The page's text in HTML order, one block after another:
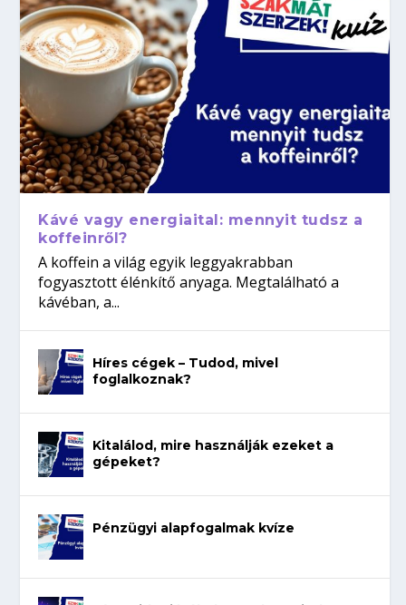
Kávé vagy energiaital: mennyit tudsz a
koffeinről?
A koffein a világ egyik leggyakrabban
fogyasztott élénkítő anyaga. Megtalálható a
kávéban, a...
Híres cégek – Tudod, mivel
foglalkoznak?
Kitalálod, mire használják ezeket a
gépeket?
Pénzügyi alapfogalmak kvíze